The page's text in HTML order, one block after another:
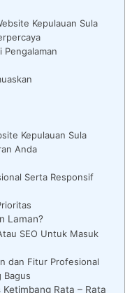
Kepulauan Sula
Pengalaman
Kepulauan Sula
Anda
Serta Responsif
Laman?
SEO Untuk Masuk
dan Fitur Profesional
Bagus
Rata – Rata